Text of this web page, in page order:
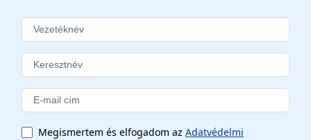
Megismertem és elfogadom az Adatvédelmi